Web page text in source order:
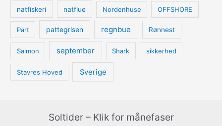
natfiskeri natflue Nordenhuse OFFSHORE
Part pattegrisen regnbue Rønnest
Salmon september Shark sikkerhed
Stavres Hoved Sverige
Soltider – Klik for månefaser